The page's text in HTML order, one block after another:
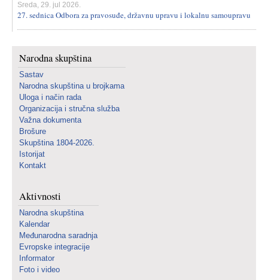
Sreda, 29. jul 2026.
27. sednica Odbora za pravosuđe, državnu upravu i lokalnu samoupravu
Narodna skupština
Sastav
Narodna skupština u brojkama
Uloga i način rada
Organizacija i stručna služba
Važna dokumenta
Brošure
Skupština 1804-2026.
Istorijat
Kontakt
Aktivnosti
Narodna skupština
Kalendar
Međunarodna saradnja
Evropske integracije
Informator
Foto i video